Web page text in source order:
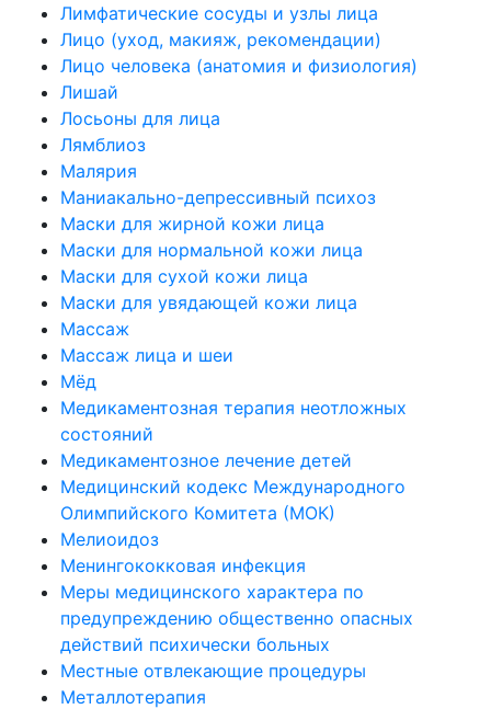
Лимфатические сосуды и узлы лица
Лицо (уход, макияж, рекомендации)
Лицо человека (анатомия и физиология)
Лишай
Лосьоны для лица
Лямблиоз
Малярия
Маниакально-депрессивный психоз
Маски для жирной кожи лица
Маски для нормальной кожи лица
Маски для сухой кожи лица
Маски для увядающей кожи лица
Массаж
Массаж лица и шеи
Мёд
Медикаментозная терапия неотложных
состояний
Медикаментозное лечение детей
Медицинский кодекс Международного
Олимпийского Комитета (МОК)
Мелиоидоз
Менингококковая инфекция
Меры медицинского характера по
предупреждению общественно опасных
действий психически больных
Местные отвлекающие процедуры
Металлотерапия